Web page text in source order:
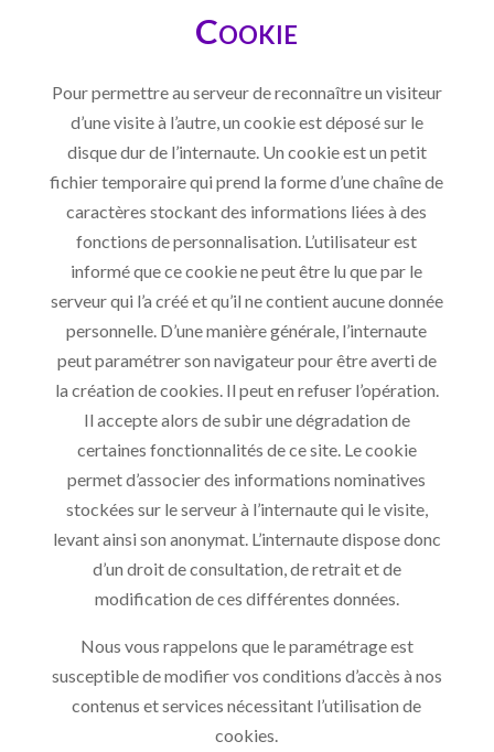
Cookie
Pour permettre au serveur de reconnaître un visiteur
d’une visite à l’autre, un cookie est déposé sur le
disque dur de l’internaute. Un cookie est un petit
fichier temporaire qui prend la forme d’une chaîne de
caractères stockant des informations liées à des
fonctions de personnalisation. L’utilisateur est
informé que ce cookie ne peut être lu que par le
serveur qui l’a créé et qu’il ne contient aucune donnée
personnelle. D’une manière générale, l’internaute
peut paramétrer son navigateur pour être averti de
la création de cookies. Il peut en refuser l’opération.
Il accepte alors de subir une dégradation de
certaines fonctionnalités de ce site. Le cookie
permet d’associer des informations nominatives
stockées sur le serveur à l’internaute qui le visite,
levant ainsi son anonymat. L’internaute dispose donc
d’un droit de consultation, de retrait et de
modification de ces différentes données.
Nous vous rappelons que le paramétrage est
susceptible de modifier vos conditions d’accès à nos
contenus et services nécessitant l’utilisation de
cookies.